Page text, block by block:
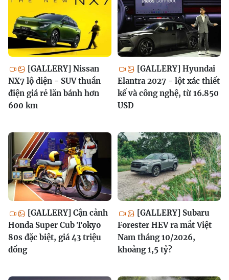
[GALLERY] Nissan
NX7 lộ diện - SUV thuần
điện giá rẻ lăn bánh hơn
600 km
[GALLERY] Hyundai
Elantra 2027 - lột xác thiết
kế và công nghệ, từ 16.850
USD
[GALLERY] Cận cảnh
Honda Super Cub Tokyo
80s đặc biệt, giá 43 triệu
đồng
[GALLERY] Subaru
Forester HEV ra mắt Việt
Nam tháng 10/2026,
khoảng 1,5 tỷ?